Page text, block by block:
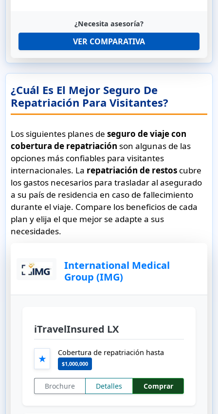
¿Necesita asesoría?
VER COMPARATIVA
¿Cuál Es El Mejor Seguro De
Repatriación Para Visitantes?
Los siguientes planes deseguro de viaje con
cobertura de repatriación son algunas de las
opciones más confiables para visitantes
internacionales. La repatriación de restos cubre
los gastos necesarios para trasladar al asegurado
a su país de residencia en caso de fallecimiento
durante el viaje. Compare los beneficios de cada
plan y elija el que mejor se adapte a sus
necesidades.
International Medical
Group (IMG)
iTravelInsured LX
★
Cobertura de repatriación hasta
$1,000,000
Brochure Detalles Comprar